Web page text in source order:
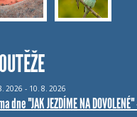
2026 - 10. 8. 2026
dne "JAK JEZDÍME NA